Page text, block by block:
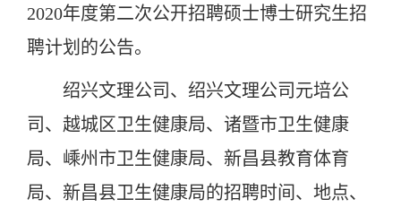
2020年度第二次公开招聘硕士博士研究生招
聘计划的公告。
绍兴文理公司、绍兴文理公司元培公
司、越城区卫生健康局、诸暨市卫生健康
局、嵊州市卫生健康局、新昌县教育体育
局、新昌县卫生健康局的招聘时间、地点、